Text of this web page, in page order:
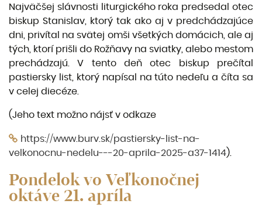
Najväčšej slávnosti liturgického roka predsedal otec
biskup Stanislav, ktorý tak ako aj v predchádzajúce
dni, privítal na svätej omši všetkých domácich, ale aj
tých, ktorí prišli do Rožňavy na sviatky, alebo mestom
prechádzajú. V tento deň otec biskup prečítal
pastiersky list, ktorý napísal na túto nedeľu a číta sa
v celej diecéze.
(Jeho text možno nájsť v odkaze
https://www.burv.sk/pastiersky-list-na-
velkonocnu-nedelu---20-aprila-2025-a37-1414).
Pondelok vo Veľkonočnej
oktáve 21. apríla